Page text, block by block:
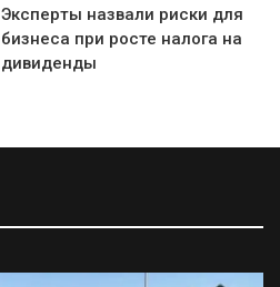
Эксперты назвали риски для
бизнеса при росте налога на
дивиденды